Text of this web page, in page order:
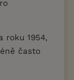
roku 1954,
často